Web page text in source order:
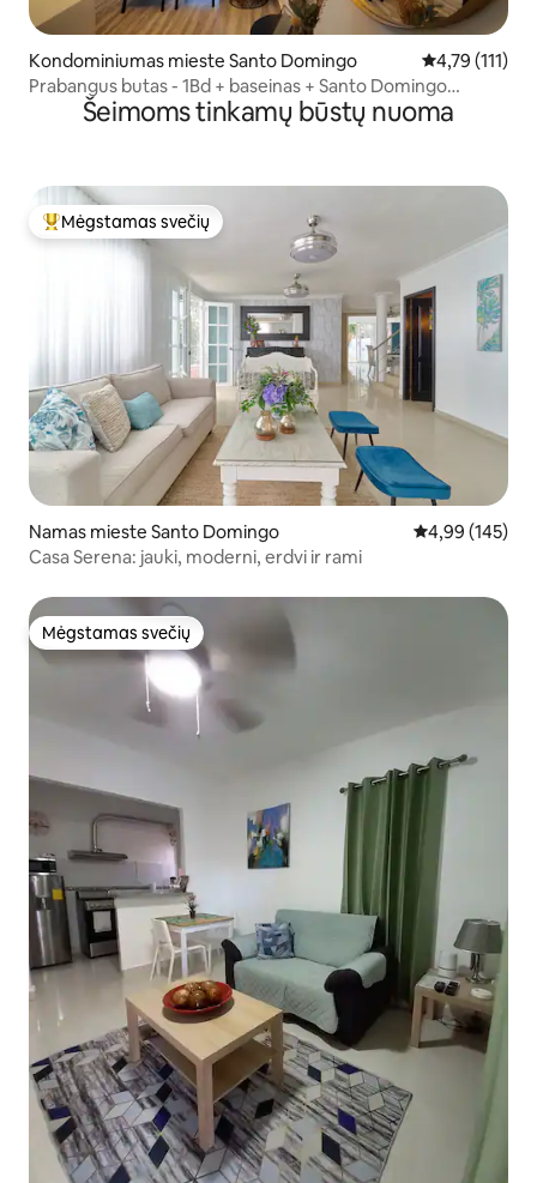
Kondominiumas mieste Santo Domingo Vidutinis
4,79 (111)
Prabangus butas - 1Bd + baseinas + Santo Domingo
centrasŠeimoms tinkamų būstų nuoma
Svečių mėgstamiausias
Mėgstamas svečių
Namas mieste Santo Domingo Vidutinis
4,99 (145)
Casa Serena: jauki, moderni, erdvi ir rami
Mėgstamas svečių
Mėgstamas svečių